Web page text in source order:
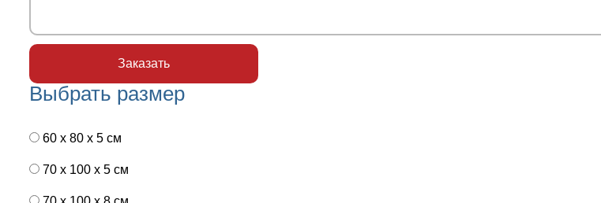
Выбрать размер
60 x 80 x 5 см
70 x 100 x 5 см